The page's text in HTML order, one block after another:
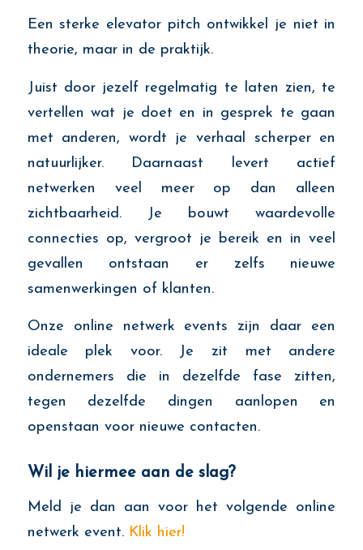
Een sterke elevator pitch ontwikkel je niet in
theorie, maar in de praktijk.
Juist door jezelf regelmatig te laten zien, te
vertellen wat je doet en in gesprek te gaan
met anderen, wordt je verhaal scherper en
natuurlijker. Daarnaast levert actief
netwerken veel meer op dan alleen
zichtbaarheid. Je bouwt waardevolle
connecties op, vergroot je bereik en in veel
gevallen ontstaan er zelfs nieuwe
samenwerkingen of klanten.
Onze online netwerk events zijn daar een
ideale plek voor. Je zit met andere
ondernemers die in dezelfde fase zitten,
tegen dezelfde dingen aanlopen en
openstaan voor nieuwe contacten.
Wil je hiermee aan de slag?
Meld je dan aan voor het volgende online
netwerk event. Klik hier!